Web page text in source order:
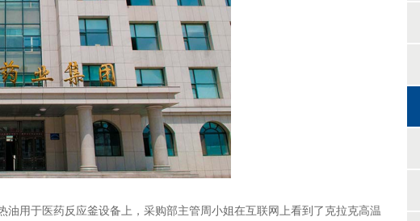
油用于医药反应釜设备上，采购部主管周小姐在互联网上看到了克拉克高温